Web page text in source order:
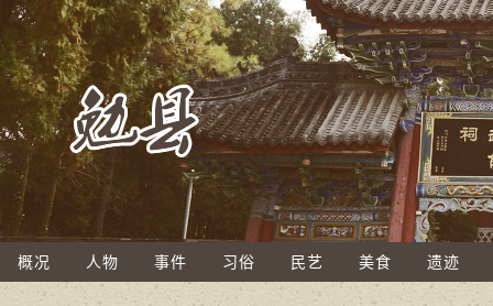
概况 人物 事件 习俗 民艺 美食 遗迹